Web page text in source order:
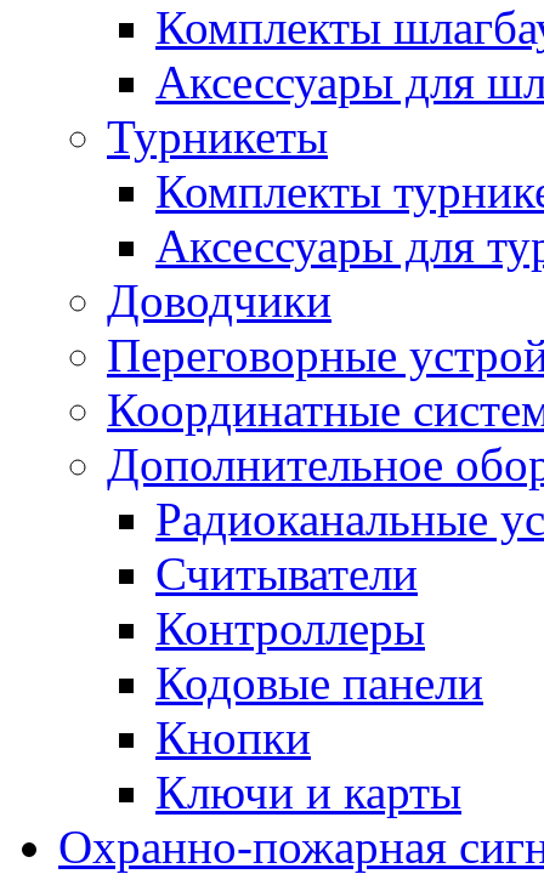
Комплекты
Аксессуары для
Турникеты
Комплекты
Аксессуары для
Доводчики
Переговорные
Координатные
Дополнительное
Радиоканальные
Считыватели
Контроллеры
Кодовые панели
Кнопки
Ключи и карты
Охранно-пожарная